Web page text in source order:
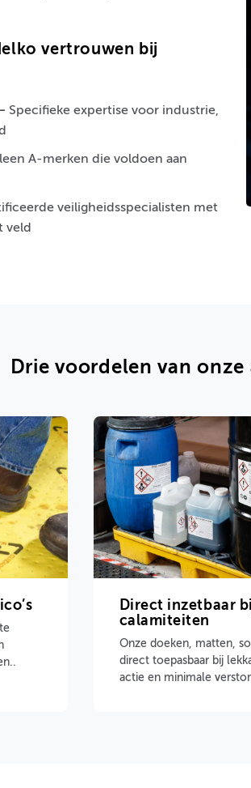
vertrouwen bij
Specifieke expertise voor industrie,
A-merken die voldoen aan
veiligheidsspecialisten met
veld
Drie voordelen van
Direct inzetbaar
calamiteiten
Onze doeken, matten,
direct toepasbaar bij
actie en minimale